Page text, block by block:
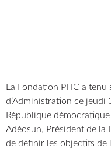
La Fondation PHC a
d’Administration ce jeudi
République
Adéosun, Président de la
de définir les objectifs de